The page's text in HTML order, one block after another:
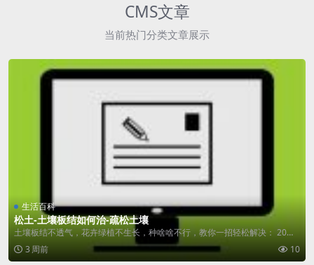
CMS文章
当前热门分类文章展示
生活百科
松土-土壤板结如何治-疏松土壤
土壤板结不透气，花卉绿植不生长，种啥啥不行，教你一招轻松解决： 20毫
升的啤酒，...
3 周前 10